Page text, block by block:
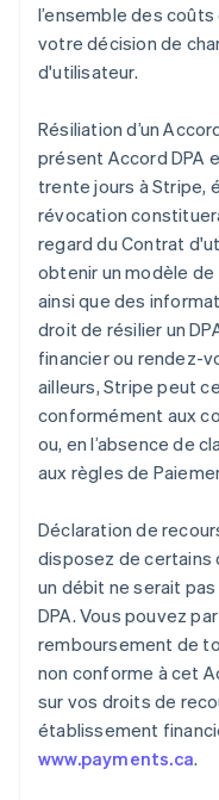
l’ensemble des
votre décision de
d'utilisateur.
Résiliation d’un
présent Accord DPA
trente jours à Stripe,
révocation
regard du Contrat
obtenir un modèle de
ainsi que des
droit de résilier un
financier ou rendez-
ailleurs, Stripe peut
conformément aux
ou, en l’absence de
aux règles de
Déclaration de
disposez de certains
un débit ne serait
DPA. Vous pouvez
remboursement de
non conforme à cet
sur vos droits de
établissement
www.payments.ca.